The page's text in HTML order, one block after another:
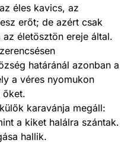
éles kavics, az
erőt; de azért csak
életösztön ereje által.
határánál azonban a
a véres nyomukon
őket.
karavánja megáll:
a kiket halálra szántak.
hallik.